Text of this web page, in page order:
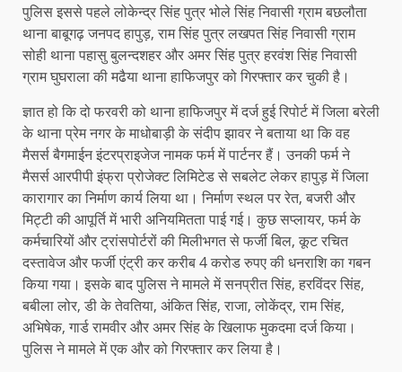
पुलिस इससे पहले लोकेन्द्र सिंह पुत्र भोले सिंह निवासी ग्राम बछलौता
थाना बाबूगढ़ जनपद हापुड़, राम सिंह पुत्र लखपत सिंह निवासी ग्राम
सोही थाना पहासु बुलन्दशहर और अमर सिंह पुत्र हरवंश सिंह निवासी
ग्राम घुघराला की मढैया थाना हाफिजपुर को गिरफ्तार कर चुकी है।
ज्ञात हो कि दो फरवरी को थाना हाफिजपुर में दर्ज हुई रिपोर्ट में जिला बरेली
के थाना प्रेम नगर के माधोबाड़ी के संदीप झावर ने बताया था कि वह
मैसर्स बैगमाईन इंटरप्राइजेज नामक फर्म में पार्टनर हैं। उनकी फर्म ने
मैसर्स आरपीपी इंफ्रा प्रोजेक्ट लिमिटेड से सबलेट लेकर हापुड़ में जिला
कारागार का निर्माण कार्य लिया था। निर्माण स्थल पर रेत, बजरी और
मिट्टी की आपूर्ति में भारी अनियमितता पाई गई। कुछ सप्लायर, फर्म के
कर्मचारियों और ट्रांसपोर्टरों की मिलीभगत से फर्जी बिल, कूट रचित
दस्तावेज और फर्जी एंट्री कर करीब 4 करोड रुपए की धनराशि का गबन
किया गया। इसके बाद पुलिस ने मामले में सनप्रीत सिंह, हरविंदर सिंह,
बबीला लोर, डी के तेवतिया, अंकित सिंह, राजा, लोकेंद्र, राम सिंह,
अभिषेक, गार्ड रामवीर और अमर सिंह के खिलाफ मुकदमा दर्ज किया।
पुलिस ने मामले में एक और को गिरफ्तार कर लिया है।